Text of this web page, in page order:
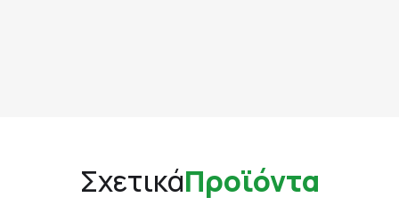
ΣχετικάΠροϊόντα